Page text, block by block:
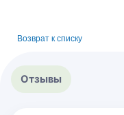
Возврат к списку
Отзывы